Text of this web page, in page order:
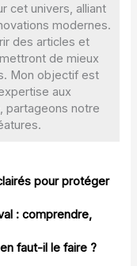
cet univers, alliant
modernes.
des articles et
de mieux
Mon objectif est
aux
partageons notre
pour protéger
: comprendre,
faut-il le faire ?